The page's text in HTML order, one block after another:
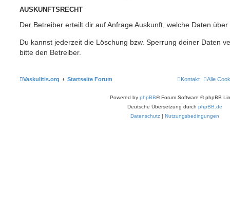
AUSKUNFTSRECHT
Der Betreiber erteilt dir auf Anfrage Auskunft, welche Daten
Du kannst jederzeit die Löschung bzw. Sperrung deiner Daten
bitte den Betreiber.
Vaskulitis.org Startseite Forum Alle
Kontakt
Powered by phpBB® Forum Software © phpBB
Deutsche Übersetzung durch phpBB.de
Datenschutz
Nutzungsbedingungen